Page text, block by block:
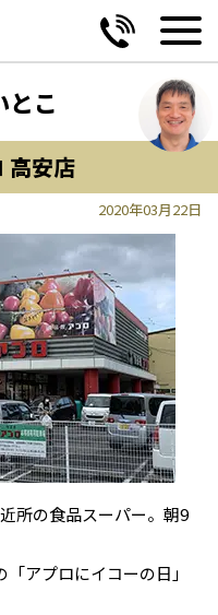
とこ
高安店
2020年03月22日
所の食品スーパー。朝9
アプロにイコーの日」